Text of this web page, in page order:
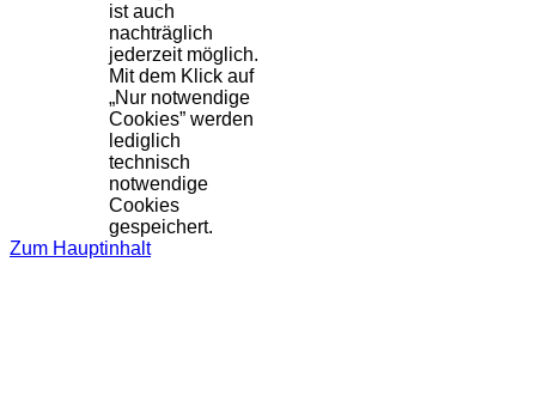
ist auch
nachträglich
jederzeit möglich.
Mit dem Klick auf
„Nur notwendige
Cookies” werden
lediglich
technisch
notwendige
Cookies
gespeichert.
Zum Hauptinhalt